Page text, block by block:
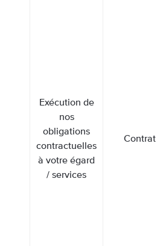
Exécution de
nos
obligations
contractuelles
à votre égard
/ services
Contrat